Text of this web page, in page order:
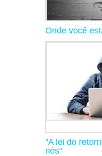
Onde você
"A lei do
nós"